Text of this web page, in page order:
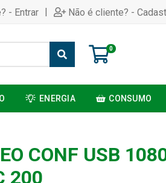
- Entrar | Não é cliente? -
0
ENERGIA CONSUMO
CONF USB
200